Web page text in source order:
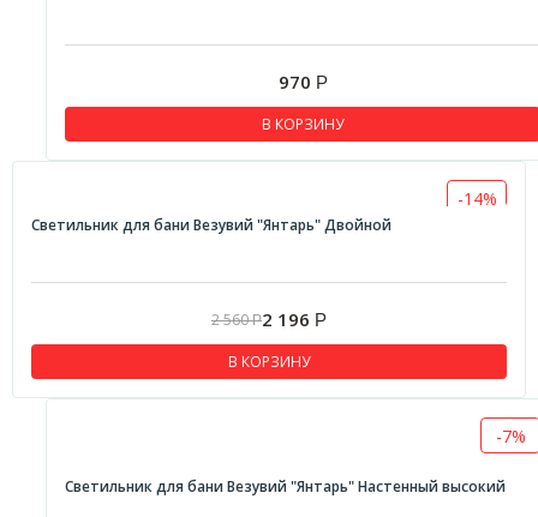
970 Р
В КОРЗИНУ
-14%
Светильник для бани Везувий "Янтарь" Двойной
2 560Р2 196 Р
В КОРЗИНУ
-7%
Светильник для бани Везувий "Янтарь" Настенный высокий